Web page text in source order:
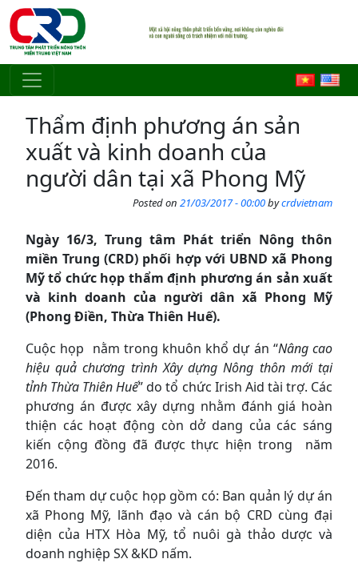
Skip to main content
Thẩm định phương án sản
xuất và kinh doanh của
người dân tại xã Phong Mỹ
Posted on 21/03/2017 - 00:00bycrdvietnam
Ngày 16/3, Trung tâm Phát triển Nông thôn
miền Trung (CRD) phối hợp với UBND xã Phong
Mỹ tổ chức họp thẩm định phương án sản xuất
và kinh doanh của người dân xã Phong Mỹ
(Phong Điền, Thừa Thiên Huế).
Cuộc họp nằm trong khuôn khổ dự án “Nâng cao
hiệu quả chương trình Xây dựng Nông thôn mới tại
tỉnh Thừa Thiên Huế” do tổ chức Irish Aid tài trợ. Các
phương án được xây dựng nhằm đánh giá hoàn
thiện các hoạt động còn dở dang của các sáng
kiến cộng đồng đã được thực hiện trong năm
2016.
Đến tham dự cuộc họp gồm có: Ban quản lý dự án
xã Phong Mỹ, lãnh đạo và cán bộ CRD cùng đại
diện của HTX Hòa Mỹ, tổ nuôi gà thảo dược và
doanh nghiệp SX &KD nấm.